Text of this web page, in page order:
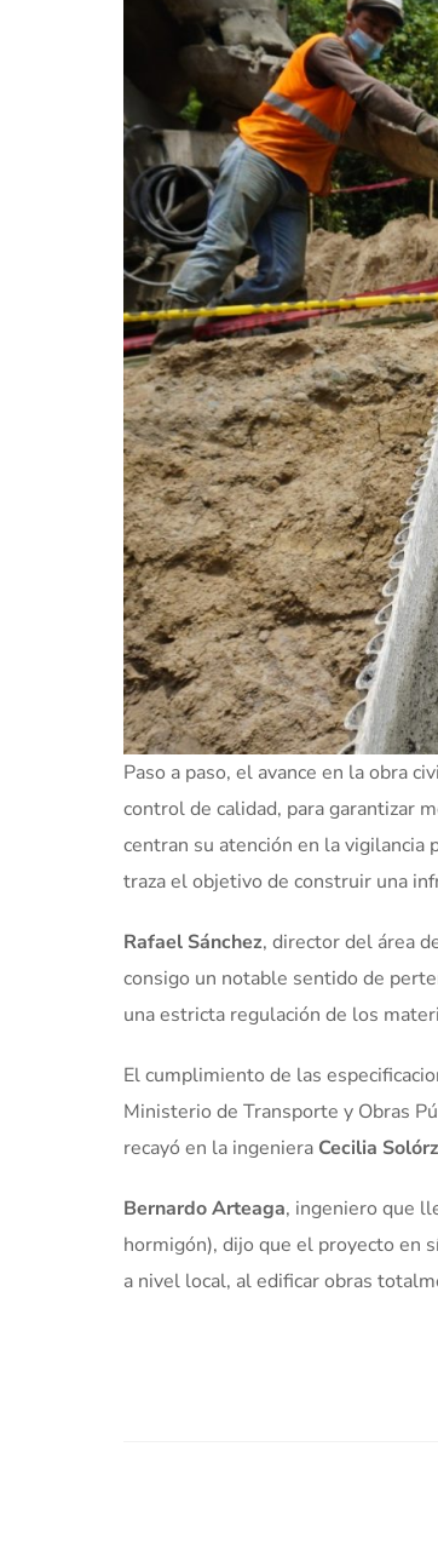
Paso a paso, el avance en la obra
control de calidad, para garantizar
centran su atención en la vigilancia
traza el objetivo de construir una
Rafael Sánchez, director del área
consigo un notable sentido de
una estricta regulación de los
El cumplimiento de las
Ministerio de Transporte y Obras
recayó en la ingeniera Cecilia
Bernardo Arteaga, ingeniero que
hormigón), dijo que el proyecto en
a nivel local, al edificar obras